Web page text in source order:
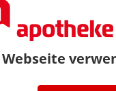
Webseite
Systems teilweise
oder Pflegedienste
da sie häufig
ablaufe – also zum Start
wird. „Moderne
Anforderungen und